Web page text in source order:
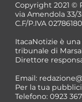
Copyright 2021 ©
via Amendola 33/
C.F/P.IVA
ItacaNotizie è
tribunale di
Direttore
Email:
Per la tua
Telefono: 0923